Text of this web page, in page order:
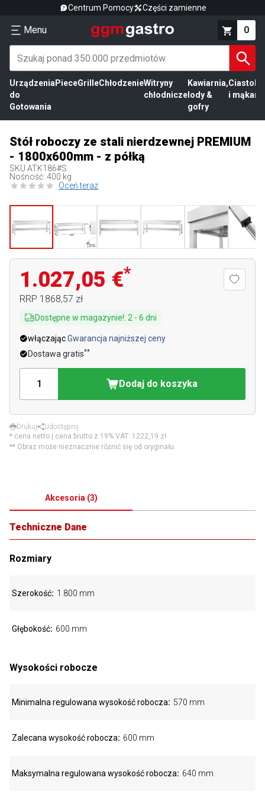
Centrum Pomocy Części zamienne
Menu 0
Urządzenia
do
Gotowania
PieceGrilleChłodzenieWitryny
chłodnicze
Kawiarnia,
lody &
gofry
Ciasto
i mąka
Stół roboczy ze stali nierdzewnej PREMIUM
- 1800x600mm - z półką
SKU ATK186#S
Nośność: 400 kg
Oceń teraz
1.027,05 €*
RRP 1868,57 zł
Dostępne w magazynie!: 2 - 6 dni
włączającGwarancja najniższej ceny
Dostawa gratis**
Dodaj do koszyka
Drukuj
Udostępnij
* cena netto | cena brutto z 19% VAT: 1222,19 zł
** Obraz może nieznacznie różnić się od oryginału.
Akcesoria (3)
Techniczne Dane
Rozmiary
Szerokość 1.800 mm
Głębokość 600 mm
Wysokości robocze
Minimalna regulowana wysokość robocza 570 mm
Zalecana wysokość robocza 600 mm
Maksymalna regulowana wysokość robocza 640 mm